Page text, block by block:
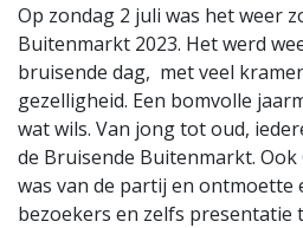
Op zondag 2 juli was het weer
Buitenmarkt 2023. Het werd
bruisende dag, met veel
gezelligheid. Een bomvolle
wat wils. Van jong tot oud,
de Bruisende Buitenmarkt.
was van de partij en ontmoette
bezoekers en zelfs presentatie